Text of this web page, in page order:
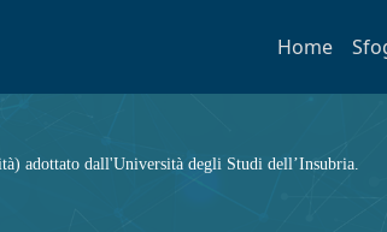
Home
adottato dall'Università degli Studi dell’Insubria.